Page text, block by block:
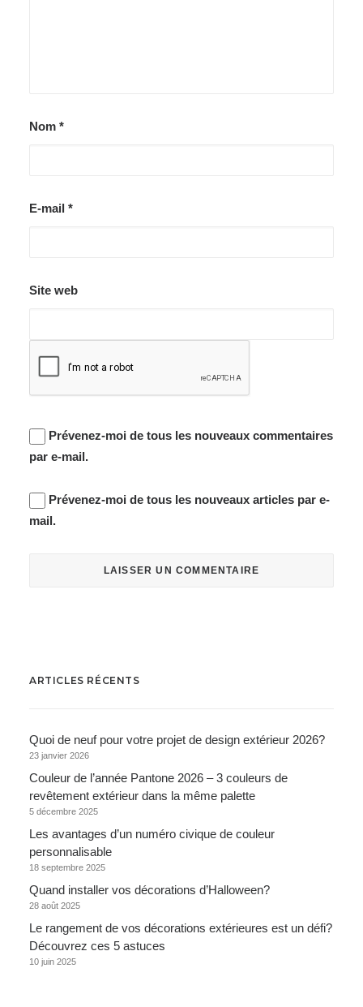
Nom *
E-mail *
Site web
Prévenez-moi de tous les nouveaux commentaires
par e-mail.
Prévenez-moi de tous les nouveaux articles par e-
mail.
ARTICLES RÉCENTS
Quoi de neuf pour votre projet de design extérieur 2026?
23 janvier 2026
Couleur de l’année Pantone 2026 – 3 couleurs de
revêtement extérieur dans la même palette
5 décembre 2025
Les avantages d’un numéro civique de couleur
personnalisable
18 septembre 2025
Quand installer vos décorations d’Halloween?
28 août 2025
Le rangement de vos décorations extérieures est un défi?
Découvrez ces 5 astuces
10 juin 2025